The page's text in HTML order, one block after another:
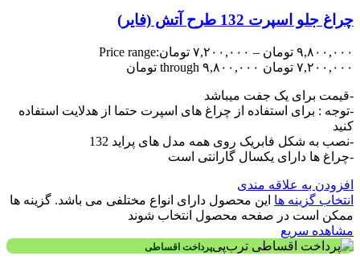
چراغ جلو اسپرت 132 طرح آتش (فایر)
۹,۸۰۰,۰۰۰ تومان – ۷,۲۰۰,۰۰۰ تومانPrice range:
۷,۲۰۰,۰۰۰ تومان through ۹,۸۰۰,۰۰۰ تومان
-قیمت برای یک جفت میباشد
-توجه : برای استفاده از چراغ های اسپرت حتما از هدلایت استفاده
کنید
-نصب به شکل فابریک روی همه مدل های پراید 132
-چراغ ها دارای یکسال گارانتی است
افزودن به علاقه مندی
انتخاب گزینه ها این محصول دارای انواع مختلفی می باشد. گزینه ها
ممکن است در صفحه محصول انتخاب شوند
مشاهده سریع
پرداخت اقساطی